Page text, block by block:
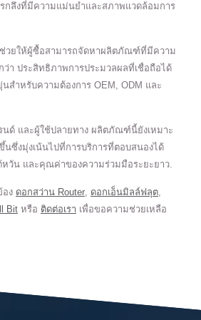
รกลึงที่มีความแม่นยำและสภาพแวดล้อมการ
ช่วยให้ผู้ซื้อสามารถจัดหาผลิตภัณฑ์ที่มีความ
ว่า ประสิทธิภาพการประมวลผลที่เชื่อถือได้
สำหรับความต้องการ OEM, ODM และ
ด์ และผู้ใช้ปลายทาง ผลิตภัณฑ์นี้ยังเหมาะ
นซึ่งมุ่งเน้นไปที่การบริการที่ตอบสนองได้
หวัน และคุณค่าของความร่วมมือระยะยาว.
ง ดอกสว่าน Router, ดอกเอ็นมิลล์ฟลุต,
Bit หรือ ติดต่อเรา เพื่อขอความช่วยเหลือ